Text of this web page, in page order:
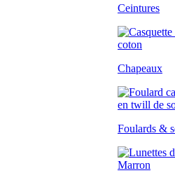
Ceintures
Chapeaux
Foulards &